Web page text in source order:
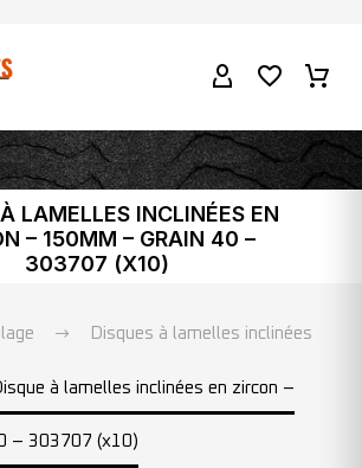
LAMELLES INCLINÉES EN
– 150MM – GRAIN 40 –
303707 (X10)
Disques à lamelles inclinées
à lamelles inclinées en zircon –
– 303707 (x10)